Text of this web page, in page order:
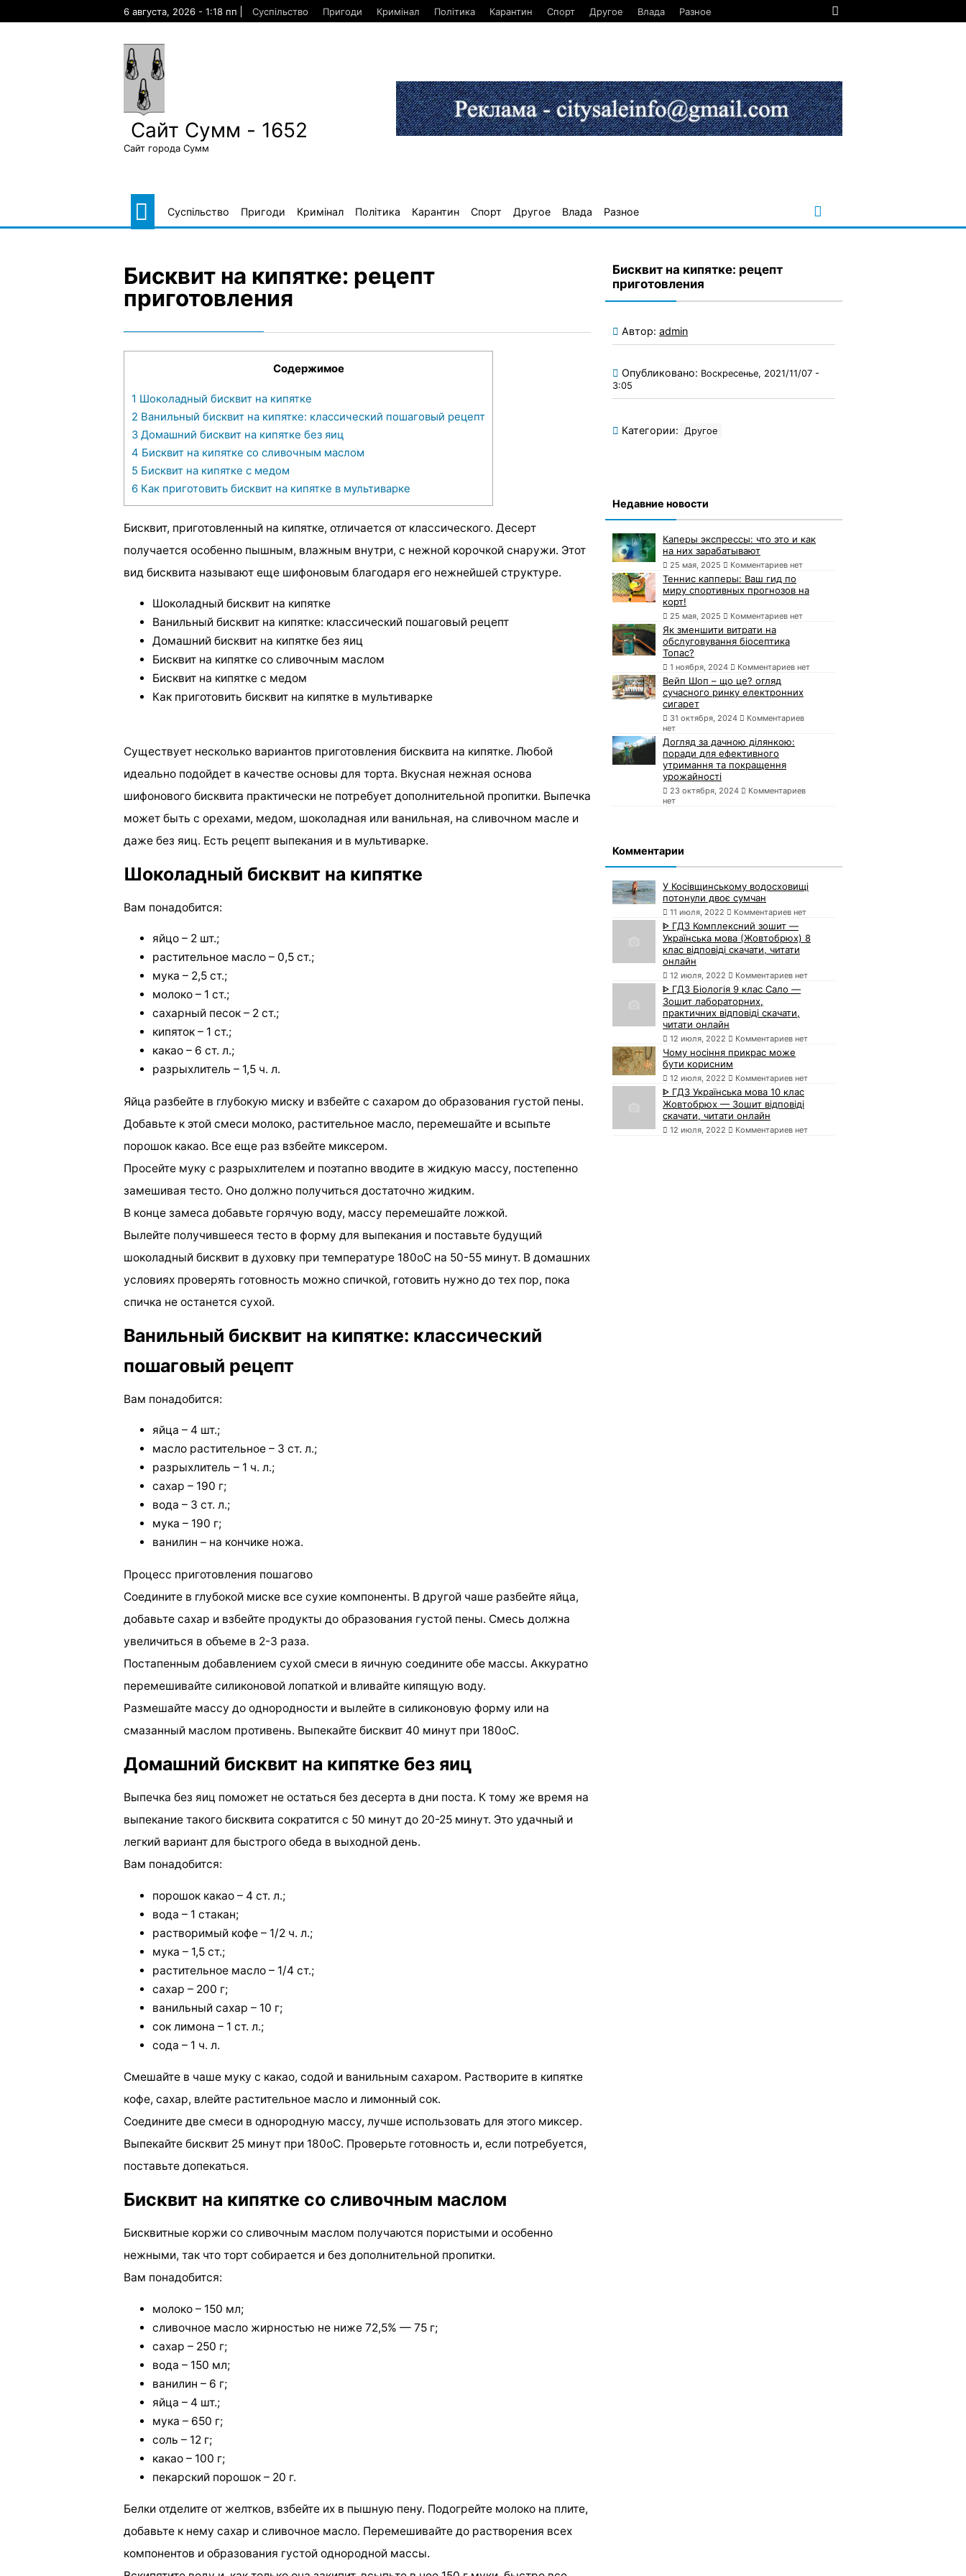
6 августа, 2026 - 1:18 пп Суспільство Пригоди Кримінал Політика Карантин Спорт Другое Влада Разное
Сайт Сумм - 1652
Сайт города Сумм
Суспільство Пригоди Кримінал Політика Карантин Спорт Другое Влада Разное
Бисквит на кипятке: рецепт
приготовления
Содержимое
1 Шоколадный бисквит на кипятке
2 Ванильный бисквит на кипятке: классический пошаговый рецепт
3 Домашний бисквит на кипятке без яиц
4 Бисквит на кипятке со сливочным маслом
5 Бисквит на кипятке с медом
6 Как приготовить бисквит на кипятке в мультиварке
Бисквит, приготовленный на кипятке, отличается от классического. Десерт
получается особенно пышным, влажным внутри, с нежной корочкой снаружи. Этот
вид бисквита называют еще шифоновым благодаря его нежнейшей структуре.
Шоколадный бисквит на кипятке
Ванильный бисквит на кипятке: классический пошаговый рецепт
Домашний бисквит на кипятке без яиц
Бисквит на кипятке со сливочным маслом
Бисквит на кипятке с медом
Как приготовить бисквит на кипятке в мультиварке
Существует несколько вариантов приготовления бисквита на кипятке. Любой
идеально подойдет в качестве основы для торта. Вкусная нежная основа
шифонового бисквита практически не потребует дополнительной пропитки. Выпечка
может быть с орехами, медом, шоколадная или ванильная, на сливочном масле и
даже без яиц. Есть рецепт выпекания и в мультиварке.
Шоколадный бисквит на кипятке
Вам понадобится:
яйцо – 2 шт.;
растительное масло – 0,5 ст.;
мука – 2,5 ст.;
молоко – 1 ст.;
сахарный песок – 2 ст.;
кипяток – 1 ст.;
какао – 6 ст. л.;
разрыхлитель – 1,5 ч. л.
Яйца разбейте в глубокую миску и взбейте с сахаром до образования густой пены.
Добавьте к этой смеси молоко, растительное масло, перемешайте и всыпьте
порошок какао. Все еще раз взбейте миксером.
Просейте муку с разрыхлителем и поэтапно вводите в жидкую массу, постепенно
замешивая тесто. Оно должно получиться достаточно жидким.
В конце замеса добавьте горячую воду, массу перемешайте ложкой.
Вылейте получившееся тесто в форму для выпекания и поставьте будущий
шоколадный бисквит в духовку при температуре 180оС на 50-55 минут. В домашних
условиях проверять готовность можно спичкой, готовить нужно до тех пор, пока
спичка не останется сухой.
Ванильный бисквит на кипятке: классический
пошаговый рецепт
Вам понадобится:
яйца – 4 шт.;
масло растительное – 3 ст. л.;
разрыхлитель – 1 ч. л.;
сахар – 190 г;
вода – 3 ст. л.;
мука – 190 г;
ванилин – на кончике ножа.
Процесс приготовления пошагово
Соедините в глубокой миске все сухие компоненты. В другой чаше разбейте яйца,
добавьте сахар и взбейте продукты до образования густой пены. Смесь должна
увеличиться в объеме в 2-3 раза.
Постапенным добавлением сухой смеси в яичную соедините обе массы. Аккуратно
перемешивайте силиконовой лопаткой и вливайте кипящую воду.
Размешайте массу до однородности и вылейте в силиконовую форму или на
смазанный маслом противень. Выпекайте бисквит 40 минут при 180оС.
Домашний бисквит на кипятке без яиц
Выпечка без яиц поможет не остаться без десерта в дни поста. К тому же время на
выпекание такого бисквита сократится с 50 минут до 20-25 минут. Это удачный и
легкий вариант для быстрого обеда в выходной день.
Вам понадобится:
порошок какао – 4 ст. л.;
вода – 1 стакан;
растворимый кофе – 1/2 ч. л.;
мука – 1,5 ст.;
растительное масло – 1/4 ст.;
сахар – 200 г;
ванильный сахар – 10 г;
сок лимона – 1 ст. л.;
сода – 1 ч. л.
Смешайте в чаше муку с какао, содой и ванильным сахаром. Растворите в кипятке
кофе, сахар, влейте растительное масло и лимонный сок.
Соедините две смеси в однородную массу, лучше использовать для этого миксер.
Выпекайте бисквит 25 минут при 180оС. Проверьте готовность и, если потребуется,
поставьте допекаться.
Бисквит на кипятке со сливочным маслом
Бисквитные коржи со сливочным маслом получаются пористыми и особенно
нежными, так что торт собирается и без дополнительной пропитки.
Вам понадобится:
молоко – 150 мл;
сливочное масло жирностью не ниже 72,5% — 75 г;
сахар – 250 г;
вода – 150 мл;
ванилин – 6 г;
яйца – 4 шт.;
мука – 650 г;
соль – 12 г;
какао – 100 г;
пекарский порошок – 20 г.
Белки отделите от желтков, взбейте их в пышную пену. Подогрейте молоко на плите,
добавьте к нему сахар и сливочное масло. Перемешивайте до растворения всех
компонентов и образования густой однородной массы.
Бисквит на кипятке: рецепт
приготовления
Автор: admin
Опубликовано: Воскресенье, 2021/11/07 -
3:05
Категории: Другое
Недавние новости
Каперы экспрессы: что это и как
на них зарабатывают
25 мая, 2025 Комментариев нет
Теннис капперы: Ваш гид по
миру спортивных прогнозов на
корт!
25 мая, 2025 Комментариев нет
Як зменшити витрати на
обслуговування біосептика
Топас?
1 ноября, 2024 Комментариев нет
Вейп Шоп – що це? огляд
сучасного ринку електронних
сигарет
31 октября, 2024
Комментариев
нет
Догляд за дачною ділянкою:
поради для ефективного
утримання та покращення
урожайності
23 октября, 2024
Комментариев
нет
Комментарии
У Косівщинському водосховищі
потонули двоє сумчан
11 июля, 2022 Комментариев нет
ᐈ ГДЗ Комплексний зошит —
Українська мова (Жовтобрюх) 8
клас відповіді скачати, читати
онлайн
12 июля, 2022 Комментариев нет
ᐈ ГДЗ Біологія 9 клас Сало —
Зошит лабораторних,
практичних відповіді скачати,
читати онлайн
12 июля, 2022 Комментариев нет
Чому носіння прикрас може
бути корисним
12 июля, 2022 Комментариев нет
ᐈ ГДЗ Українська мова 10 клас
Жовтобрюх — Зошит відповіді
скачати, читати онлайн
12 июля, 2022 Комментариев нет